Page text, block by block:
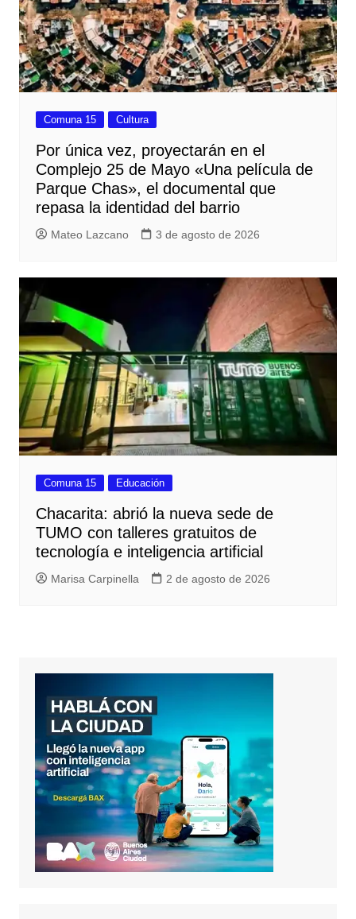
Comuna 15 Cultura
Por única vez, proyectarán en el
Complejo 25 de Mayo «Una película de
Parque Chas», el documental que
repasa la identidad del barrio
Mateo Lazcano 3 de agosto de 2026
Comuna 15 Educación
Chacarita: abrió la nueva sede de
TUMO con talleres gratuitos de
tecnología e inteligencia artificial
Marisa Carpinella 2 de agosto de 2026